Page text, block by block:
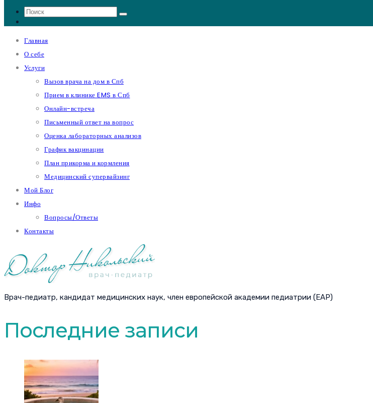
Главная
О себе
Услуги
Вызов врача на дом в Спб
Прием в клинике EMS в Спб
Онлайн-встреча
Письменный ответ на вопрос
Оценка лабораторных анализов
График вакцинации
План прикорма и кормления
Медицинский супервайзинг
Мой Блог
Инфо
Вопросы/Ответы
Контакты
Врач-педиатр, кандидат медицинских наук, член европейской академии педиатрии (EAP)
Последние записи